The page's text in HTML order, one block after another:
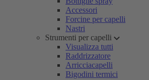
Accessori
Forcine per capelli
Nastri
Strumenti per capelli
Visualizza tutti
Raddrizzatore
Arricciacapelli
Bigodini termici